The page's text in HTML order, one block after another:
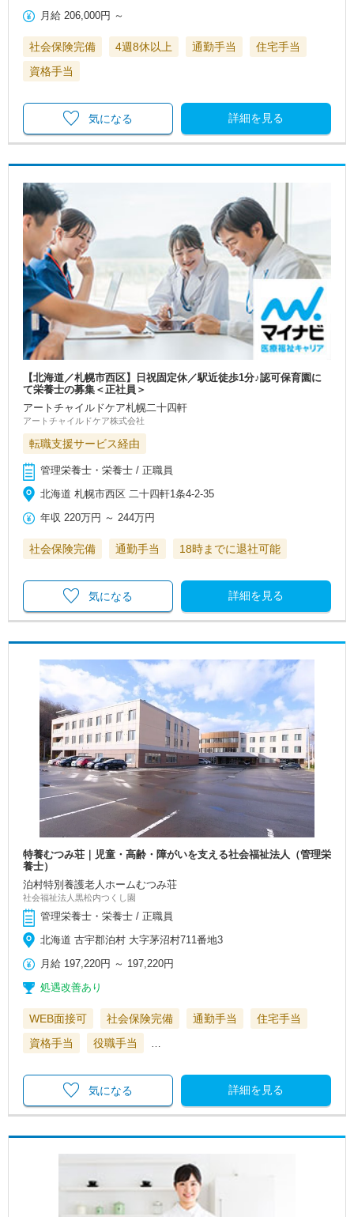
月給 206,000円 ～
社会保険完備 4週8休以上 通勤手当
住宅手当
資格手当
詳細を見る
気になる
【北海道／札幌市西区】日祝固定休／駅近徒歩1分♪認可保育園に
て栄養士の募集＜正社員＞
アートチャイルドケア札幌二十四軒
アートチャイルドケア株式会社
転職支援サービス経由
管理栄養士・栄養士 / 正職員
北海道 札幌市西区 二十四軒1条4-2-35
年収 220万円 ～ 244万円
社会保険完備 通勤手当 18時までに退社可能
詳細を見る
気になる
特養むつみ荘｜児童・高齢・障がいを支える社会福祉法人（管理栄
養士）
泊村特別養護老人ホームむつみ荘
社会福祉法人黒松内つくし園
管理栄養士・栄養士 / 正職員
北海道 古宇郡泊村 大字茅沼村711番地3
月給 197,220円 ～ 197,220円
処遇改善あり
WEB面接可 社会保険完備 通勤手当
住宅手当
資格手当
役職手当
詳細を見る
気になる